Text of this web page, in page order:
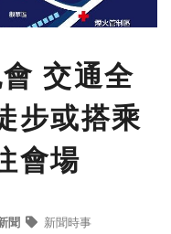
交通全
步或搭乘
會場
聞 新聞時事